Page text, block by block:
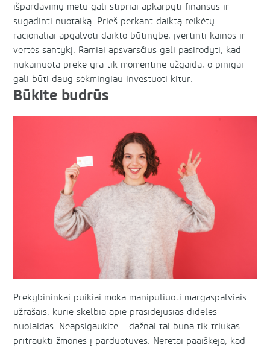
išpardavimų metu gali stipriai apkarpyti finansus ir
sugadinti nuotaiką. Prieš perkant daiktą reikėtų
racionaliai apgalvoti daikto būtinybę, įvertinti kainos ir
vertės santykį. Ramiai apsvarsčius gali pasirodyti, kad
nukainuota prekė yra tik momentinė užgaida, o pinigai
gali būti daug sėkmingiau investuoti kitur.
Būkite budrūs
Prekybininkai puikiai moka manipuliuoti margaspalviais
užrašais, kurie skelbia apie prasidėjusias dideles
nuolaidas. Neapsigaukite – dažnai tai būna tik triukas
pritraukti žmones į parduotuves. Neretai paaiškėja, kad